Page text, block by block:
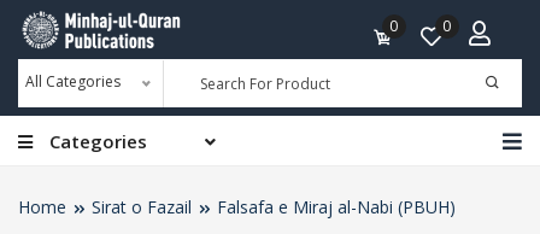
All Categories
0 0
Categories
Home Sirat o Fazail Falsafa e Miraj al-Nabi (PBUH)